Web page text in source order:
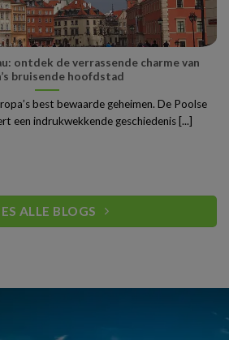
ontdek de verrassende charme van
bruisende hoofdstad
best bewaarde geheimen. De Poolse
een indrukwekkende geschiedenis [...]
ALLE BLOGS